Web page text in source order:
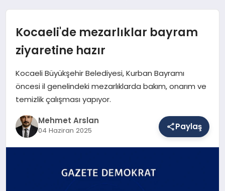
SPOR
SAĞLIK
Kocaeli'de mezarlıklar bayram
ziyaretine hazır
Kocaeli Büyükşehir Belediyesi, Kurban Bayramı
öncesi il genelindeki mezarlıklarda bakım, onarım ve
temizlik çalışması yapıyor.
Mehmet Arslan
04 Haziran 2025 Paylaş